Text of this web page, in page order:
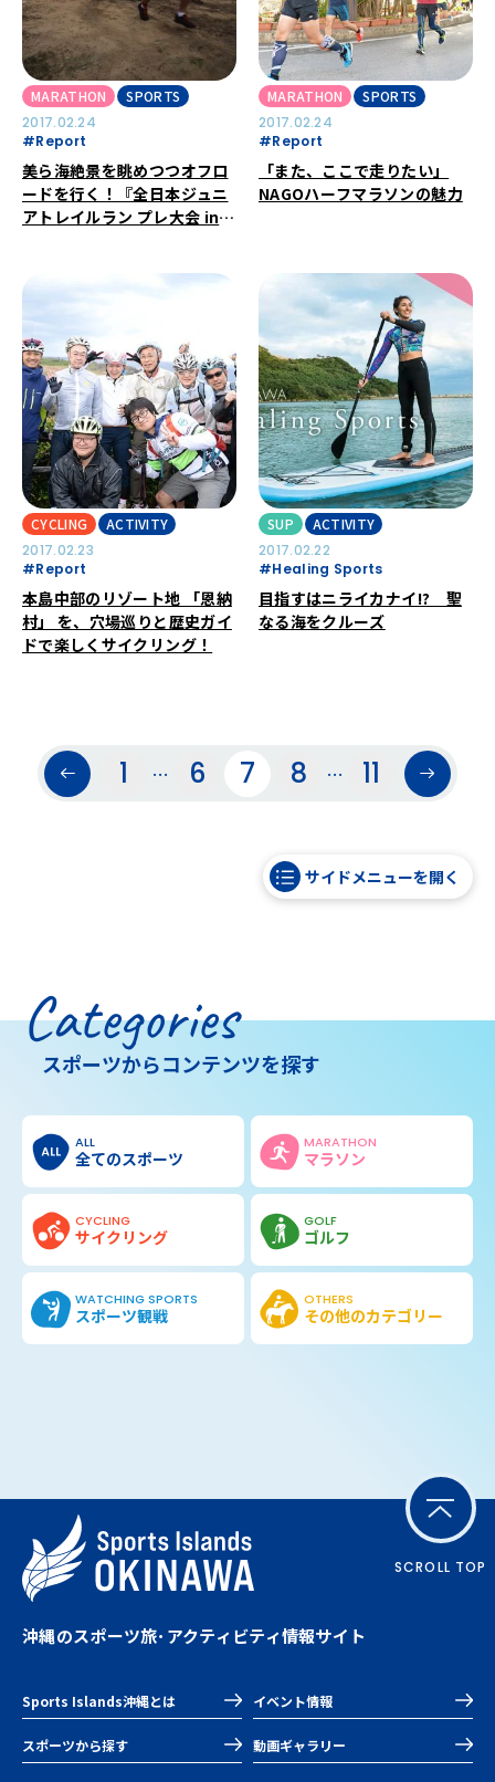
MARATHON
SPORTS
2017.02.24
#Report
美ら海絶景を眺めつつオフロ
ードを行く！『全日本ジュニ
アトレイルラン プレ大会 in
MARATHON
SPORTS
2017.02.24
#Report
「また、ここで走りたい」
NAGOハーフマラソンの魅力
CYCLING
ACTIVITY
2017.02.23
#Report
本島中部のリゾート地 「恩納
村」 を、穴場巡りと歴史ガイ
ドで楽しくサイクリング！
SUP
ACTIVITY
2017.02.22
#Healing Sports
目指すはニライカナイ!? 聖
なる海をクルーズ
1 … 6 7 8 … 11
サイドメニューを開く
Categories
スポーツからコンテンツを探す
ALL
全てのスポーツ
MARATHON
マラソン
CYCLING
サイクリング
GOLF
ゴルフ
WATCHING SPORTS
スポーツ観戦
OTHERS
その他のカテゴリー
SCROLL TOP
沖縄のスポーツ旅･アクティビティ情報サイト
Sports Islands沖縄とは イベント情報
スポーツから探す 動画ギャラリー